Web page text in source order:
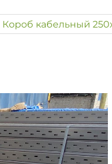
Короб кабельный